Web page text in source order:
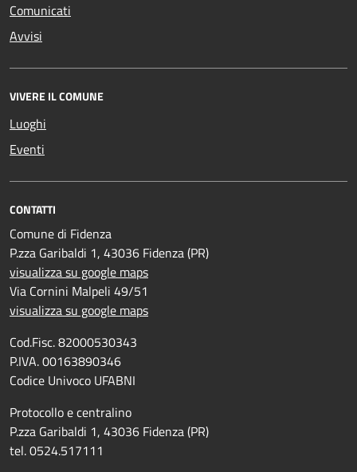
Comunicati
Avvisi
VIVERE IL COMUNE
Luoghi
Eventi
CONTATTI
Comune di Fidenza
P.zza Garibaldi 1, 43036 Fidenza (PR)
visualizza su google maps
Via Cornini Malpeli 49/51
visualizza su google maps
Cod.Fisc. 82000530343
P.IVA. 00163890346
Codice Univoco UFABNI
Protocollo e centralino
P.zza Garibaldi 1, 43036 Fidenza (PR)
tel. 0524.517111